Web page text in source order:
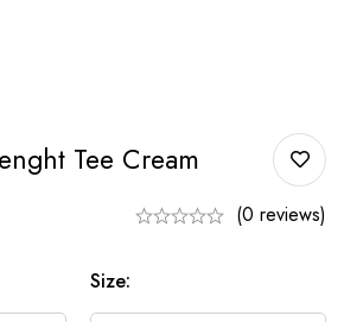
Tee Cream
(0 reviews)
Size: